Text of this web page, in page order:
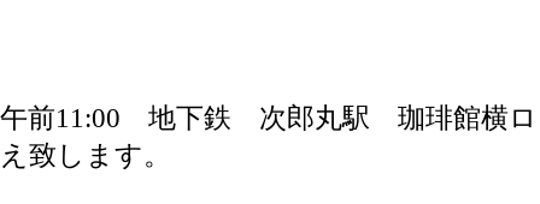
午前11:00 地下鉄 次郎丸駅 珈琲館横ロ
え致します。